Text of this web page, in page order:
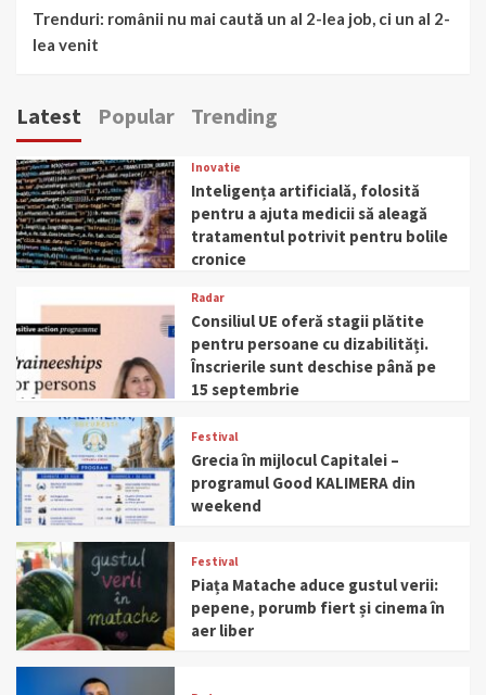
Trenduri: românii nu mai caută un al 2-lea job, ci un al 2-
lea venit
Latest Popular Trending
Inovatie
Inteligența artificială, folosită
pentru a ajuta medicii să aleagă
tratamentul potrivit pentru bolile
cronice
Radar
Consiliul UE oferă stagii plătite
pentru persoane cu dizabilități.
Înscrierile sunt deschise până pe
15 septembrie
Festival
Grecia în mijlocul Capitalei –
programul Good KALIMERA din
weekend
Festival
Piața Matache aduce gustul verii:
pepene, porumb fiert și cinema în
aer liber